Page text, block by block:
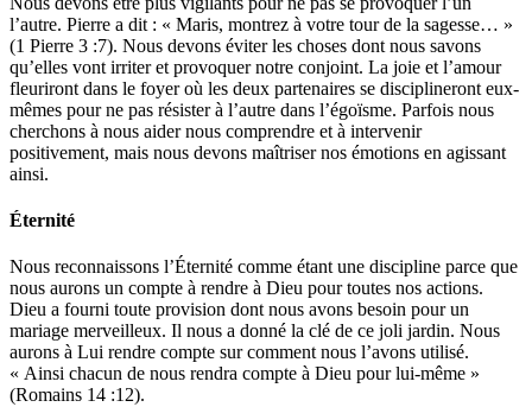
l’autre. Pierre a dit : « Maris, montrez à votre tour de la sagesse… »
(1 Pierre 3 :7). Nous devons éviter les choses dont nous savons
qu’elles vont irriter et provoquer notre conjoint. La joie et l’amour
fleuriront dans le foyer où les deux partenaires se disciplineront eux-
mêmes pour ne pas résister à l’autre dans l’égoïsme. Parfois nous
cherchons à nous aider nous comprendre et à intervenir
positivement, mais nous devons maîtriser nos émotions en agissant
ainsi.
Éternité
Nous reconnaissons l’Éternité comme étant une discipline parce que
nous aurons un compte à rendre à Dieu pour toutes nos actions.
Dieu a fourni toute provision dont nous avons besoin pour un
mariage merveilleux. Il nous a donné la clé de ce joli jardin. Nous
aurons à Lui rendre compte sur comment nous l’avons utilisé.
« Ainsi chacun de nous rendra compte à Dieu pour lui-même »
(Romains 14 :12).